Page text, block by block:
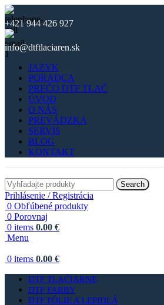
+421 944 426 927
info@dtftlaciaren.sk
JAZYK
PORADCA
PREČO DTF TLAČ
ÚVOD
O NÁS
PREVÁDZKA
SERVIS
BLOG
KONTAKT
Search
Prihlásenie / Registrácia
0 Obľúbené produkty
0 Porovnaj
0 items 0.00 €
Menu
0 items 0.00 €
DTF TLAČIARNE
DTF FARBY
DTF FÓLIE A LEPIDLÁ